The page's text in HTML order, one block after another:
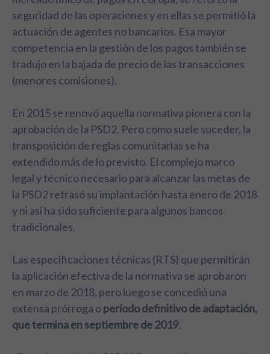
seguridad de las operaciones y en ellas se permitió la
actuación de agentes no bancarios. Esa mayor
competencia en la gestión de los pagos también se
tradujo en la bajada de precio de las transacciones
(menores comisiones).
En 2015 se renovó aquella normativa pionera con la
aprobación de la PSD2. Pero como suele suceder, la
transposición de reglas comunitarias se ha
extendido más de lo previsto. El complejo marco
legal y técnico necesario para alcanzar las metas de
la PSD2 retrasó su implantación hasta enero de 2018
y ni así ha sido suficiente para algunos bancos
tradicionales.
Las especificaciones técnicas (RTS) que permitirán
la aplicación efectiva de la normativa se aprobaron
en marzo de 2018, pero luego se concedió una
extensa prórroga operíodo definitivo de adaptación,
que termina en septiembre de 2019.